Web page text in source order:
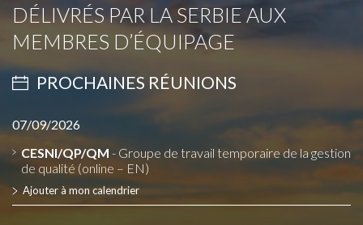
DÉLIVRÉS PAR LA SERBIE AUX
MEMBRES D’ÉQUIPAGE
PROCHAINES RÉUNIONS
07/09/2026
CESNI/QP/QM - Groupe de travail temporaire de la gestion
de qualité (online – EN)
Ajouter à mon calendrier